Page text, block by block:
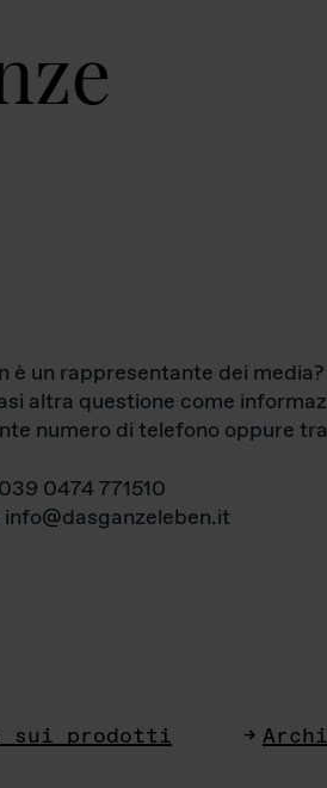
nz
è un rappresentante dei
altra questione come
numero di telefono oppure
0474 771510
info@dasganzeleben.it
sui prodotti